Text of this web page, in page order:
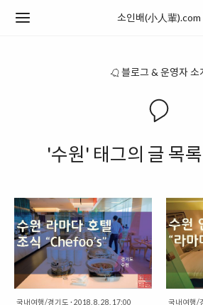
소인배(小人輩).com
블로그 & 운영자 소
'수원' 태그의 글 목
국내여행/경기도 · 2018. 8. 28. 17:00 국내여행/